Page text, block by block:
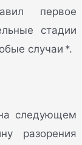
первое
стадии
случаи *.
следующем
разорения